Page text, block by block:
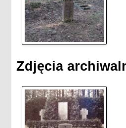
Zdjęcia